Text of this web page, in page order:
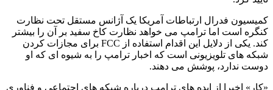
کمیسیون فدرال ارتباطات آمریکا یک آژانس مستقل تحت نظارت
کنگره است اما ترامپ می خواهد نظارت کاخ سفید بر آن را بیشتر
کند. یکی از دلایل این اقدام استفاده از FCC برای مجازات کردن
شبکه های تلویزیونی است که اخبار ترامپ را به شیوه ای که او
دوست ندارد، پوشش می دهند.
«کار» اخیرا از ایده های ترامپ درباره شبکه های اجتماعی و فناوری